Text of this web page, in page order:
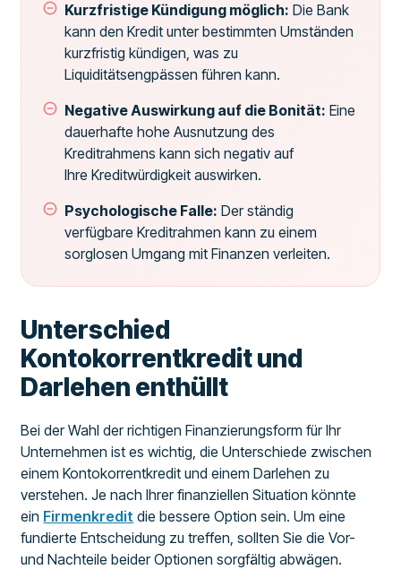
Kurzfristige Kündigung möglich: Die Bank
kann den Kredit unter bestimmten Umständen
kurzfristig kündigen, was zu
Liquiditätsengpässen führen kann.
Negative Auswirkung auf die Bonität: Eine
dauerhafte hohe Ausnutzung des
Kreditrahmens kann sich negativ auf
Ihre Kreditwürdigkeit auswirken.
Psychologische Falle: Der ständig
verfügbare Kreditrahmen kann zu einem
sorglosen Umgang mit Finanzen verleiten.
Unterschied
Kontokorrentkredit und
Darlehen enthüllt
Bei der Wahl der richtigen Finanzierungsform für Ihr
Unternehmen ist es wichtig, die Unterschiede zwischen
einem Kontokorrentkredit und einem Darlehen zu
verstehen. Je nach Ihrer finanziellen Situation könnte
ein Firmenkredit die bessere Option sein. Um eine
fundierte Entscheidung zu treffen, sollten Sie die Vor-
und Nachteile beider Optionen sorgfältig abwägen.